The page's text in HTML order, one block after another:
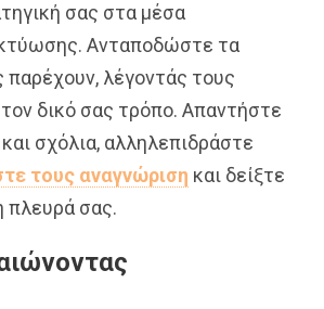
σας στα μέσα
Ανταποδώστε τα
λέγοντάς τους
δικό σας τρόπο. Απαντήστε
σχόλια, αλληλεπιδράστε
τους αναγνώριση και δείξτε
πλευρά σας.